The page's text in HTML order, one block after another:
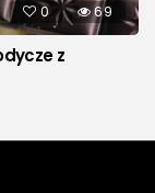
0 69
z